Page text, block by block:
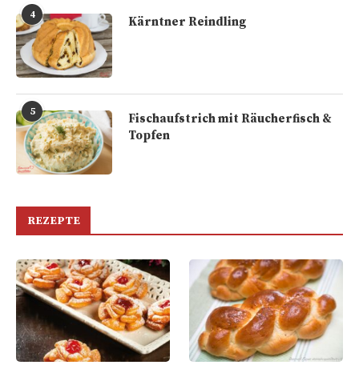
4 Kärntner Reindling
5
Fischaufstrich mit Räucherfisch &
Topfen
REZEPTE